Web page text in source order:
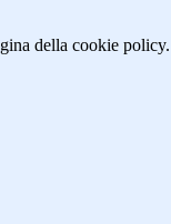
della cookie policy.